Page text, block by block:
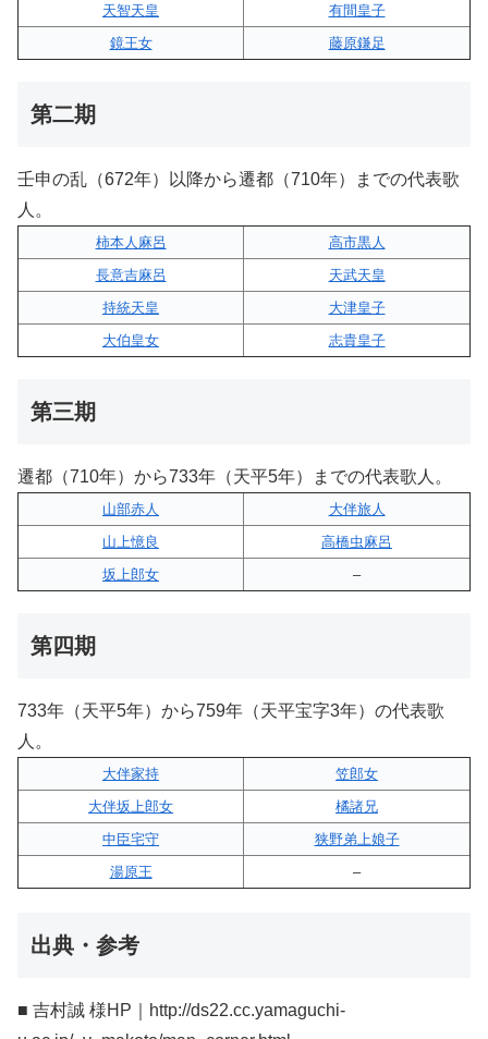
天智天皇
有間皇子
鏡王女
藤原鎌足
第二期
壬申の乱（672年）以降から遷都（710年）までの代表歌
人。
柿本人麻呂
高市黒人
長意吉麻呂
天武天皇
持統天皇
大津皇子
大伯皇女
志貴皇子
第三期
遷都（710年）から733年（天平5年）までの代表歌人。
山部赤人
大伴旅人
山上憶良
高橋虫麻呂
坂上郎女
–
第四期
733年（天平5年）から759年（天平宝字3年）の代表歌
人。
大伴家持
笠郎女
大伴坂上郎女
橘諸兄
中臣宅守
狭野弟上娘子
湯原王
–
出典・参考
■ 吉村誠 様HP｜http://ds22.cc.yamaguchi-